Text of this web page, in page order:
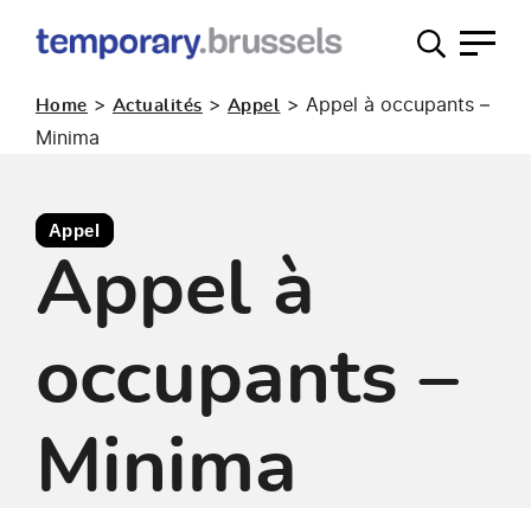
occupation
Home > Actualités > Appel > Appel à occupants –
Minima
Appel
Appel à
occupants –
Minima